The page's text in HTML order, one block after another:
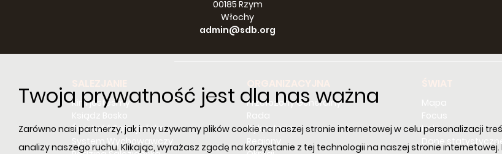
Twoja prywatność jest dla nas ważna
Zarówno nasi partnerzy, jak i my używamy plików cookie na naszej stronie internetowej w celu personalizacji
analizy naszego ruchu. Klikając, wyrażasz zgodę na korzystanie z tej technologii na naszej stronie
00185 Rzym
Włochy
admin@sdb.org
Kim jesteśmy
Świętość Salezjańska
System Wychowawczy
Przełożony Generalny
Dykasterie
Regiony
Linki
Dane